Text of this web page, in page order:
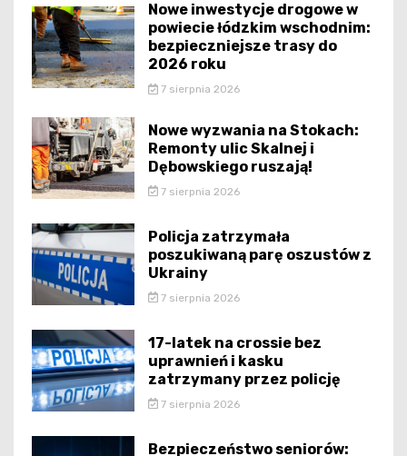
Nowe inwestycje drogowe w
powiecie łódzkim wschodnim:
bezpieczniejsze trasy do
2026 roku
7 sierpnia 2026
Nowe wyzwania na Stokach:
Remonty ulic Skalnej i
Dębowskiego ruszają!
7 sierpnia 2026
Policja zatrzymała
poszukiwaną parę oszustów z
Ukrainy
7 sierpnia 2026
17-latek na crossie bez
uprawnień i kasku
zatrzymany przez policję
7 sierpnia 2026
Bezpieczeństwo seniorów: